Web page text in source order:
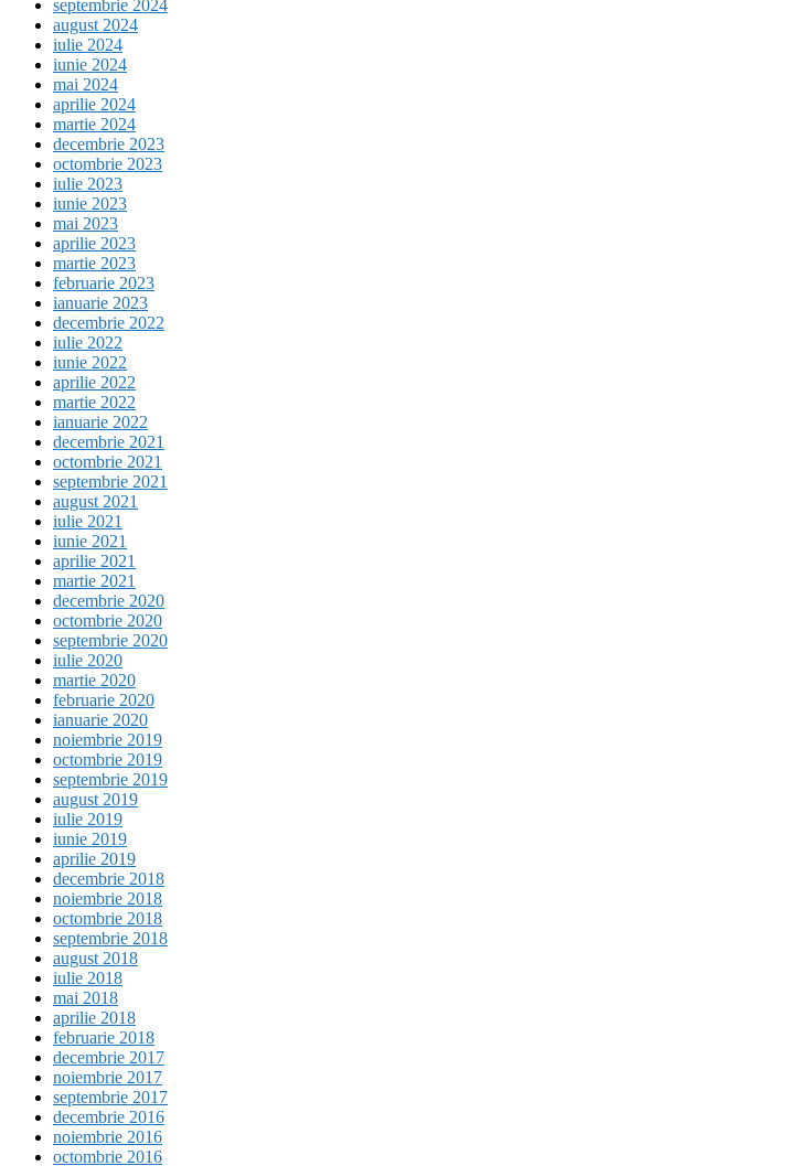
septembrie 2024
august 2024
iulie 2024
iunie 2024
mai 2024
aprilie 2024
martie 2024
decembrie 2023
octombrie 2023
iulie 2023
iunie 2023
mai 2023
aprilie 2023
martie 2023
februarie 2023
ianuarie 2023
decembrie 2022
iulie 2022
iunie 2022
aprilie 2022
martie 2022
ianuarie 2022
decembrie 2021
octombrie 2021
septembrie 2021
august 2021
iulie 2021
iunie 2021
aprilie 2021
martie 2021
decembrie 2020
octombrie 2020
septembrie 2020
iulie 2020
martie 2020
februarie 2020
ianuarie 2020
noiembrie 2019
octombrie 2019
septembrie 2019
august 2019
iulie 2019
iunie 2019
aprilie 2019
decembrie 2018
noiembrie 2018
octombrie 2018
septembrie 2018
august 2018
iulie 2018
mai 2018
aprilie 2018
februarie 2018
decembrie 2017
noiembrie 2017
septembrie 2017
decembrie 2016
noiembrie 2016
octombrie 2016